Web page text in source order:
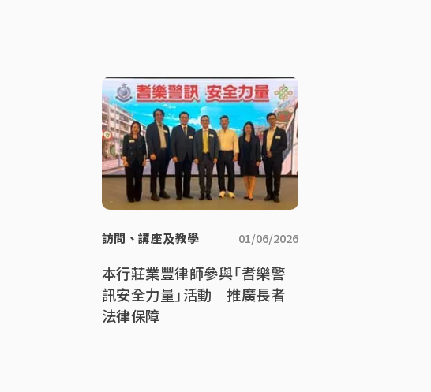
訪問、講座及教學 01/06/2026
本行莊業豐律師參與「耆樂警
訊安全力量」活動 推廣長者
法律保障